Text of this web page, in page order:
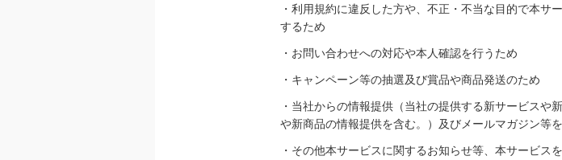
・利用規約に違反した方や、不正・不当な目的で本サ
するため
・お問い合わせへの対応や本人確認を行うため
・キャンペーン等の抽選及び賞品や商品発送のため
・当社からの情報提供（当社の提供する新サービスや
や新商品の情報提供を含む。）及びメールマガジン等
・その他本サービスに関するお知らせ等、本サービス